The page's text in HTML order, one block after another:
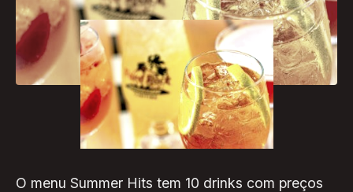
O menu Summer Hits tem 10 drinks com preços